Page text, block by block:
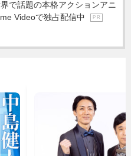
で話題の本格アクションアニ
Videoで独占配信中
P R